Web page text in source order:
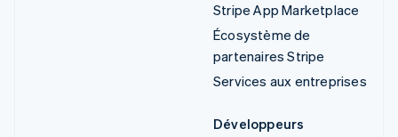
Stripe App Marketplace
Écosystème de
partenaires Stripe
Services aux entreprises
Développeurs